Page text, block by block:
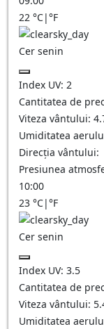
22 °C|°F
Cer senin
Index UV: 2
Cantitatea de
Viteza vântului:
Umiditatea
Direcția vântului:
Presiunea
10:00
23 °C|°F
Cer senin
Index UV: 3.5
Cantitatea de
Viteza vântului:
Umiditatea